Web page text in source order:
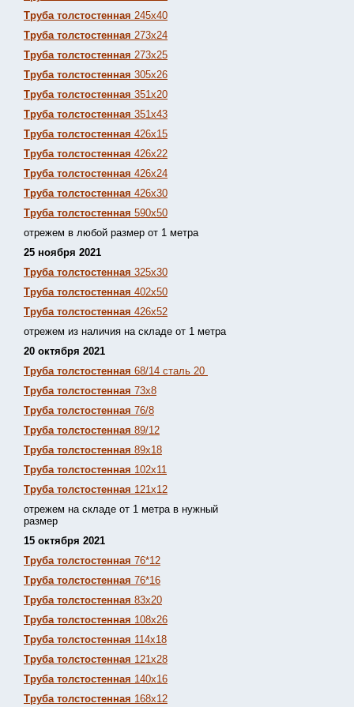
Труба толстостенная 245х40
Труба толстостенная 273х24
Труба толстостенная 273х25
Труба толстостенная 305х26
Труба толстостенная 351х20
Труба толстостенная 351х43
Труба толстостенная 426х15
Труба толстостенная 426х22
Труба толстостенная 426х24
Труба толстостенная 426х30
Труба толстостенная 590х50
отрежем в любой размер от 1 метра
25 ноября 2021
Труба толстостенная 325х30
Труба толстостенная 402х50
Труба толстостенная 426х52
отрежем из наличия на складе от 1 метра
20 октября 2021
Труба толстостенная 68/14 сталь 20
Труба толстостенная 73х8
Труба толстостенная 76/8
Труба толстостенная 89/12
Труба толстостенная 89х18
Труба толстостенная 102х11
Труба толстостенная 121х12
отрежем на складе от 1 метра в нужный
размер
15 октября 2021
Труба толстостенная 76*12
Труба толстостенная 76*16
Труба толстостенная 83х20
Труба толстостенная 108х26
Труба толстостенная 114х18
Труба толстостенная 121х28
Труба толстостенная 140х16
Труба толстостенная 168х12